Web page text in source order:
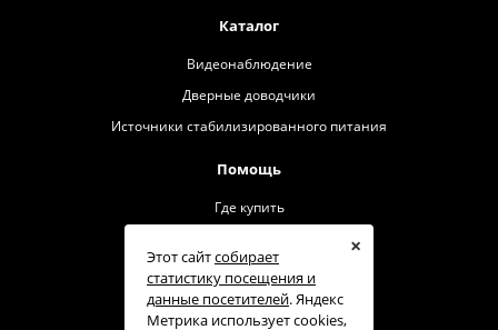
×
Этот сайтсобирает
статистику посещения и
данные посетителей. Яндекс
Метрика использует cookies,
Каталог
Видеонаблюдение
Дверные доводчики
Источники стабилизированного питания
Помощь
Где купить
Контакты
Техподдержка